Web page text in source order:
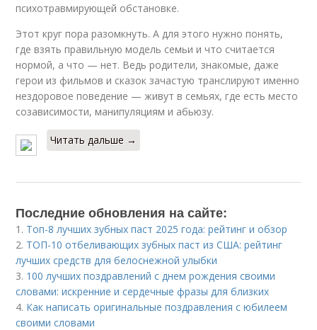
психотравмирующей обстановке.
Этот круг пора разомкнуть. А для этого нужно понять,
где взять правильную модель семьи и что считается
нормой, а что — нет. Ведь родители, знакомые, даже
герои из фильмов и сказок зачастую транслируют именно
нездоровое поведение — живут в семьях, где есть место
созависимости, манипуляциям и абьюзу.
Читать дальше →
Последние обновления на сайте:
1. Топ-8 лучших зубных паст 2025 года: рейтинг и обзор
2. ТОП-10 отбеливающих зубных паст из США: рейтинг
лучших средств для белоснежной улыбки
3. 100 лучших поздравлений с днем рождения своими
словами: искренние и сердечные фразы для близких
4. Как написать оригинальные поздравления с юбилеем
своими словами